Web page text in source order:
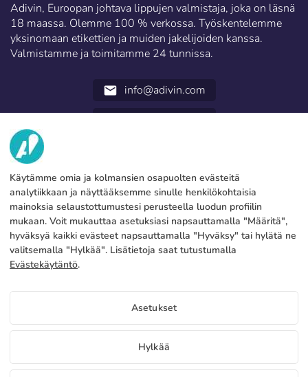
Adivin, Euroopan johtava lippujen valmistaja, joka on läsnä
18 maassa. Olemme 100 % verkossa. Työskentelemme
yksinomaan etikettien ja muiden jakelijoiden kanssa.
Valmistamme ja toimitamme 24 tunnissa.
email info@adivin.com
TIETOA MEISTÄ
Tehdas
Ota yhteyttä
Blog
PALVELUT
Maksutavat
Tuotanto ja toimitus
FAQs
OIKEUDELLISET TIEDOT
Oikeudellinen huomautus
Yleiset ehdot
Evästeet politiikka
Tietosuojakäytäntö
FI
Käytämme omia ja kolmansien osapuolten evästeitä
analytiikkaan ja näyttääksemme sinulle henkilökohtaisia
mainoksia selaustottumustesi perusteella luodun profiilin
mukaan. Voit mukauttaa asetuksiasi napsauttamalla "Määritä",
hyväksyä kaikki evästeet napsauttamalla "Hyväksy" tai hylätä ne
valitsemalla "Hylkää". Lisätietoja saat tutustumalla
Evästekäytäntö.
Asetukset
Hylkää